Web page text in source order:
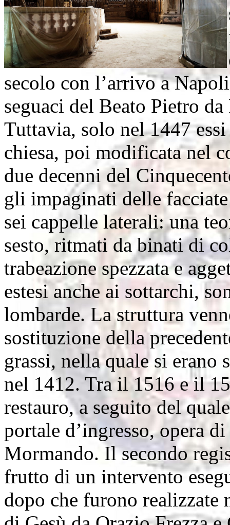
secolo con l’arrivo a
seguaci del Beato Pietro
Tuttavia, solo nel 1447
chiesa, poi modificata nel
due decenni del
gli impaginati delle
sei cappelle laterali: una
sesto, ritmati da binati di
trabeazione spezzata e
estesi anche ai sottarchi,
lombarde. La struttura
sostituzione della
grassi, nella quale si
nel 1412. Tra il 1516 e il
restauro, a seguito del
portale d’ingresso, opera
Mormando. Il secondo
frutto di un intervento
dopo che furono